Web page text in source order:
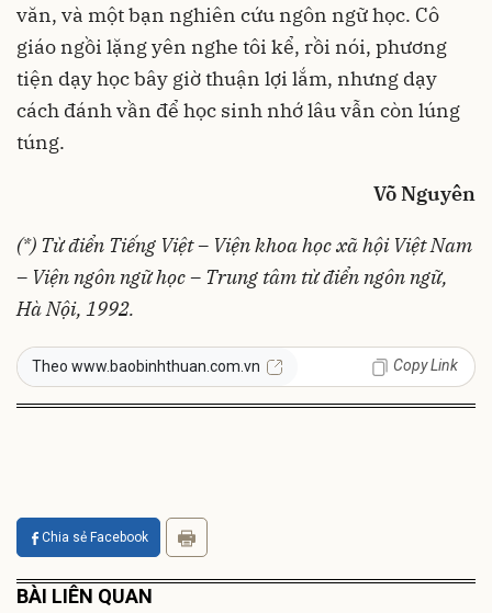
văn, và một bạn nghiên cứu ngôn ngữ học. Cô
giáo ngồi lặng yên nghe tôi kể, rồi nói, phương
tiện dạy học bây giờ thuận lợi lắm, nhưng dạy
cách đánh vần để học sinh nhớ lâu vẫn còn lúng
túng.
Võ Nguyên
(*) Từ điển Tiếng Việt – Viện khoa học xã hội Việt Nam
– Viện ngôn ngữ học – Trung tâm từ điển ngôn ngữ,
Hà Nội, 1992.
Theo www.baobinhthuan.com.vn Copy Link
Chia sẻ Facebook
BÀI LIÊN QUAN